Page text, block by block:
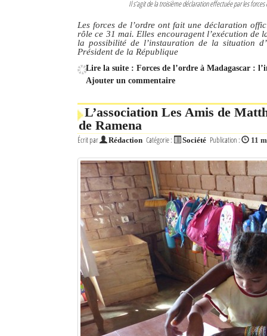
Connexion
Identifiant oublié ?
Mot de passe oublié ?
Il s’agit de la troisième déclaration effectuée par les
Les forces de l’ordre ont fait une déclaration
rôle ce 31 mai. Elles encouragent l’exécution de
la possibilité de l’instauration de la situation
Président de la République
Lire la suite : Forces de l’ordre à Madagascar :
Ajouter un commentaire
L’association Les Amis de
de Ramena
Écrit par Rédaction Catégorie : Société Publication : 11